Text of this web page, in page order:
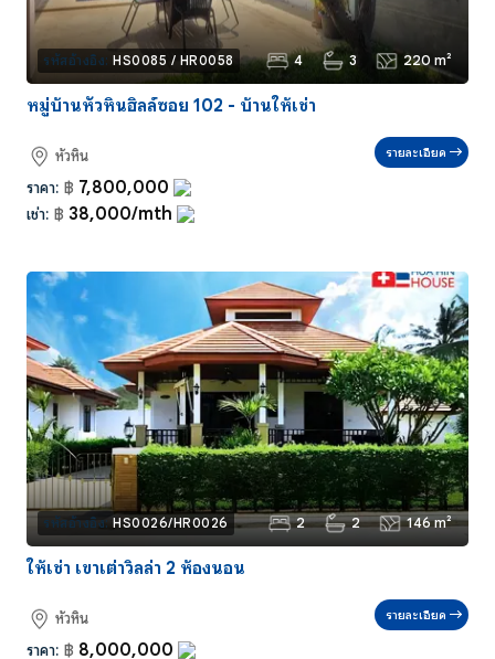
รหัสอ้างอิง: HS0085 / HR0058 4 3 220 m²
หมู่บ้านหัวหินฮิลล์ซอย 102 - บ้านให้เช่า
หัวหิน
ราคา: ฿ 7,800,000
เช่า: ฿ 38,000/mth
รายละเอียด
รหัสอ้างอิง: HS0026/HR0026 2 2 146 m²
ให้เช่า เขาเต่าวิลล่า 2 ห้องนอน
หัวหิน
ราคา: ฿ 8,000,000
รายละเอียด